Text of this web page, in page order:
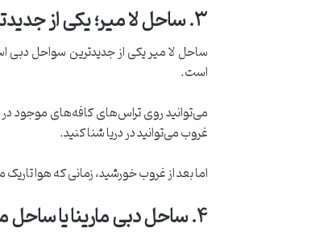
۳.ساحل لا میر؛ یکی از
ساحل لا میر یکی از جدیدترین سواحل
است.
می‌توانید روی تراس‌های کافه‌های موجود
غروب می‌توانید در دریا شنا کنید.
اما بعد از غروب خورشید، زمانی که هوا
۴.ساحل دبی مارینا یا ساحل